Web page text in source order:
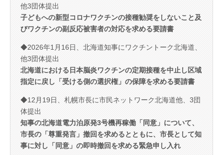
他3団体提出
子どもへの新型コロナワクチンの接種勧奨をしないこと及
びワクチンの副反応被害者の対応を求める要請書
◆2026年1月16日、北海道知事にワクチントーク北海道、
他3団体提出
北海道における日本脳炎ワクチンの定期接種を中止し区域
指定に戻し「受ける側の選択権」の保障を求める要請書
◆12月19日、札幌市長に市民ネットワーク北海道他、3団
体提出
知事の北海道電力泊原発3号機再稼働「同意」について、
市長の「尊重発言」撤回を求めるとともに、市長として知
事に対し「同意」の即時撤回を求める緊急申し入れ